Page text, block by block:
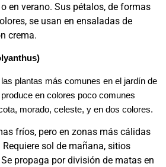
en verano. Sus pétalos, de formas
se usan en ensaladas de
crema.
plantas más comunes en el jardín de
en colores poco comunes
morado, celeste, y en dos colores.
fríos, pero en zonas más cálidas
sol de mañana, sitios
propaga por división de matas en